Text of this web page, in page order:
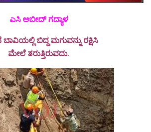
ಎಸಿ ಅಬೀದ್ ಗದ್ಯಾಳ
ಬಿದ್ದ ಮಗುವನ್ನು ರಕ್ಷಿಸಿ
ಮೇಲೆ ತರುತ್ತಿರುವದು.